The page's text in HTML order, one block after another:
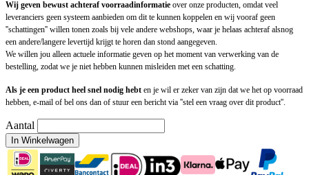
Wij geven bewust achteraf voorraadinformatie over onze producten, omdat veel
leveranciers geen systeem aanbieden om dit te kunnen koppelen en wij vooraf geen
''schattingen'' willen tonen zoals bij vele andere webshops, waar je helaas achteraf alsnog
een andere/langere levertijd krijgt te horen dan stond aangegeven.
We willen jou alleen actuele informatie geven op het moment van verwerking van de
bestelling, zodat we je niet hebben kunnen misleiden met een schatting.
Als je een product heel snel nodig hebt en je wil er zeker van zijn dat we het op voorraad
hebben, e-mail of bel ons dan of stuur een bericht via ''stel een vraag over dit product''.
Aantal
In Winkelwagen